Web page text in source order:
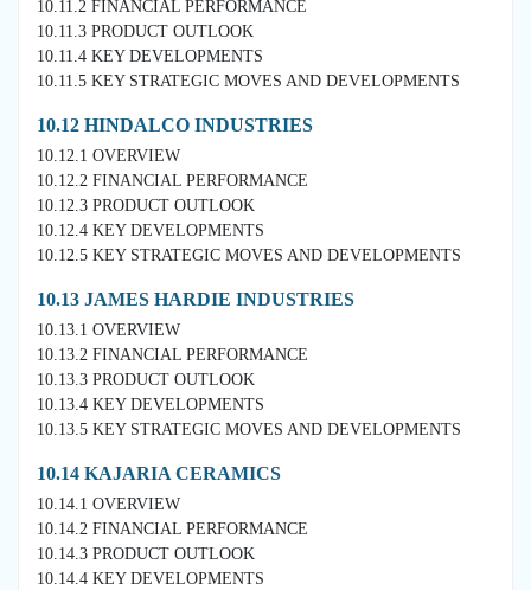
10.11.2 FINANCIAL PERFORMANCE
10.11.3 PRODUCT OUTLOOK
10.11.4 KEY DEVELOPMENTS
10.11.5 KEY STRATEGIC MOVES AND DEVELOPMENTS
10.12 HINDALCO INDUSTRIES
10.12.1 OVERVIEW
10.12.2 FINANCIAL PERFORMANCE
10.12.3 PRODUCT OUTLOOK
10.12.4 KEY DEVELOPMENTS
10.12.5 KEY STRATEGIC MOVES AND DEVELOPMENTS
10.13 JAMES HARDIE INDUSTRIES
10.13.1 OVERVIEW
10.13.2 FINANCIAL PERFORMANCE
10.13.3 PRODUCT OUTLOOK
10.13.4 KEY DEVELOPMENTS
10.13.5 KEY STRATEGIC MOVES AND DEVELOPMENTS
10.14 KAJARIA CERAMICS
10.14.1 OVERVIEW
10.14.2 FINANCIAL PERFORMANCE
10.14.3 PRODUCT OUTLOOK
10.14.4 KEY DEVELOPMENTS